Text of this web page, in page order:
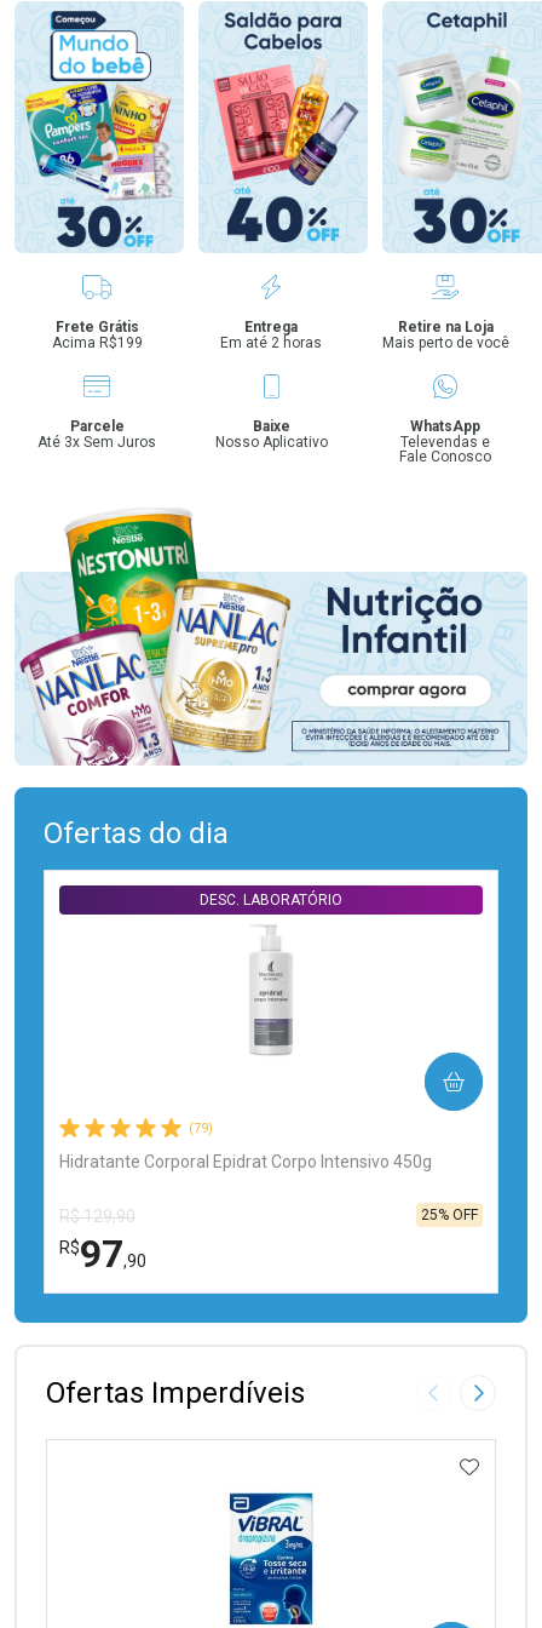
Benefícios
Frete Grátis
Acima R$199
Entrega
Em até 2 horas
Retire na Loja
Mais perto de você
Parcele
Até 3x Sem Juros
Baixe
Nosso Aplicativo
WhatsApp
Televendas e
Fale Conosco
Ofertas do dia
(79)
Hidratante Corporal Epidrat Corpo Intensivo 450g
DESC. LABORATÓRIO
R$ 129,90
R$97,90
25% OFF
COMPRAR
FECHAR
FECHAR
Ofertas Imperdíveis Imagem